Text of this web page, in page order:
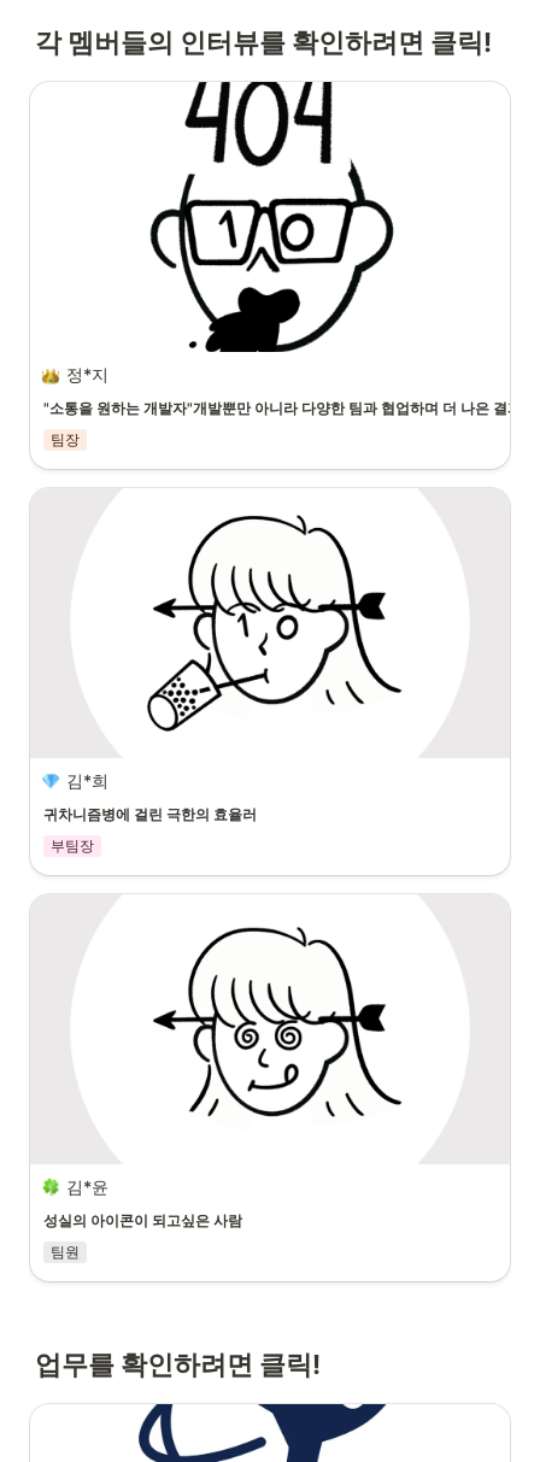
각 멤버들의 인터뷰를 확인하려면 클릭!
정*지
"소통을 원하는 개발자"개발뿐만 아니라 다양한 팀과 협업하며 더 나은 결과
팀장
김*희
귀차니즘병에 걸린 극한의 효율러
부팀장
김*윤
성실의 아이콘이 되고싶은 사람
팀원
업무를 확인하려면 클릭!